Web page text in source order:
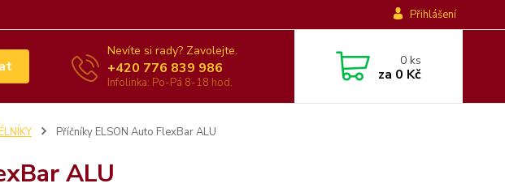
Přihlášení
Nevíte si rady? Zavolejte.
+420 776 839 986
Infolinka: Po-Pá 8-18 hod.
0ks
za 0 Kč
Příčníky ELSON Auto FlexBar ALU
ALU